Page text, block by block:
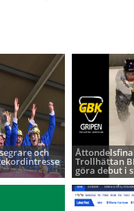
och
Trollhättan
göra debut i